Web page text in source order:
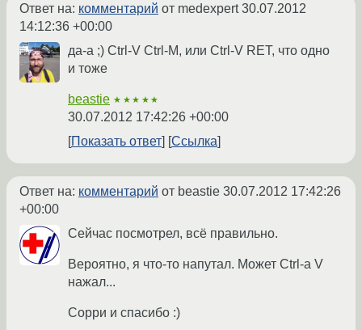
Ответ на: комментарий от medexpert30.07.2012
14:12:36 +00:00
да-а ;) Ctrl-V Ctrl-M, или Ctrl-V RET, что одно
и тоже
beastie ★★★★★
30.07.2012 17:42:26 +00:00
Показать ответ
Ссылка
Ответ на: комментарий от beastie 30.07.2012 17:42:26
+00:00
Сейчас посмотрел, всё правильно.
Вероятно, я что-то напутал. Может Ctrl-a V
нажал...
Сорри и спасибо :)